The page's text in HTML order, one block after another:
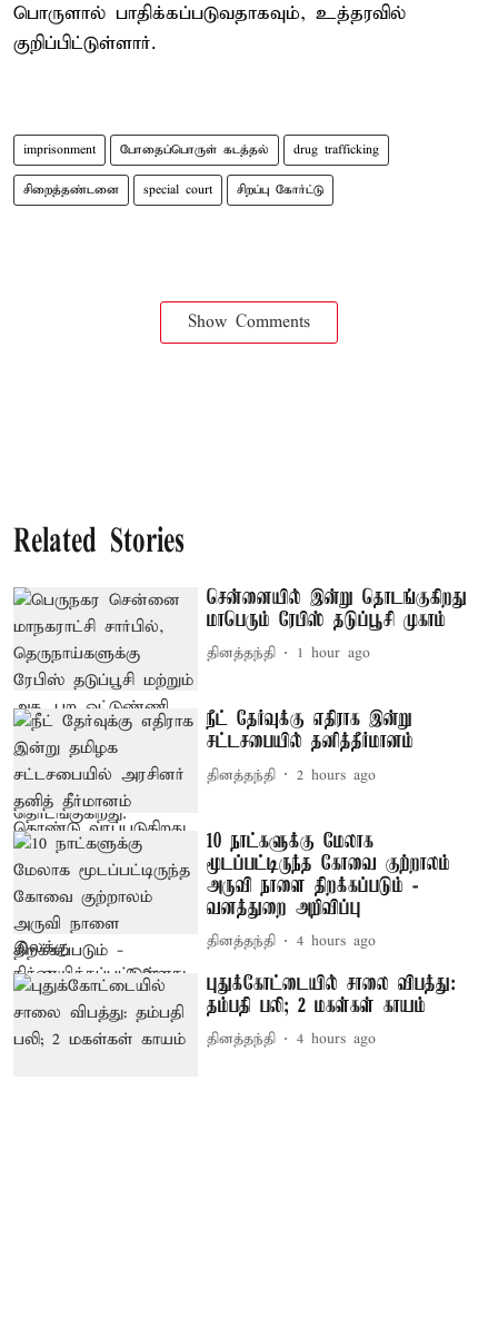
பொருளால் பாதிக்கப்படுவதாகவும், உத்தரவில்
குறிப்பிட்டுள்ளார்.
imprisonment போதைப்பொருள் கடத்தல் drug trafficking
சிறைத்தண்டனை special court சிறப்பு கோர்ட்டு
Show Comments
Related Stories
சென்னையில் இன்று தொடங்குகிறது
மாபெரும் ரேபிஸ் தடுப்பூசி முகாம்
தினத்தந்தி 1 hour ago
நீட் தேர்வுக்கு எதிராக இன்று
சட்டசபையில் தனித்தீர்மானம்
தினத்தந்தி 2 hours ago
10 நாட்களுக்கு மேலாக
மூடப்பட்டிருந்த கோவை குற்றாலம்
அருவி நாளை திறக்கப்படும் -
வனத்துறை அறிவிப்பு
தினத்தந்தி 4 hours ago
புதுக்கோட்டையில் சாலை விபத்து:
தம்பதி பலி; 2 மகள்கள் காயம்
தினத்தந்தி 4 hours ago